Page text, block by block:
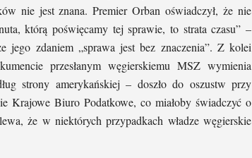
nie jest znana. Premier Orban oświadczył, że nie
którą poświęcamy tej sprawie, to strata czasu” –
jego zdaniem „sprawa jest bez znaczenia”. Z kolei
przesłanym węgierskiemu MSZ wymienia
strony amerykańskiej – doszło do oszustw przy
Krajowe Biuro Podatkowe, co miałoby świadczyć o
że w niektórych przypadkach władze węgierskie